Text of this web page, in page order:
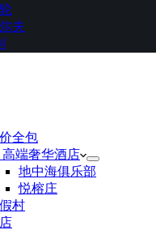
夫
全包
端奢华酒店
地中海俱乐部
悦榕庄
村